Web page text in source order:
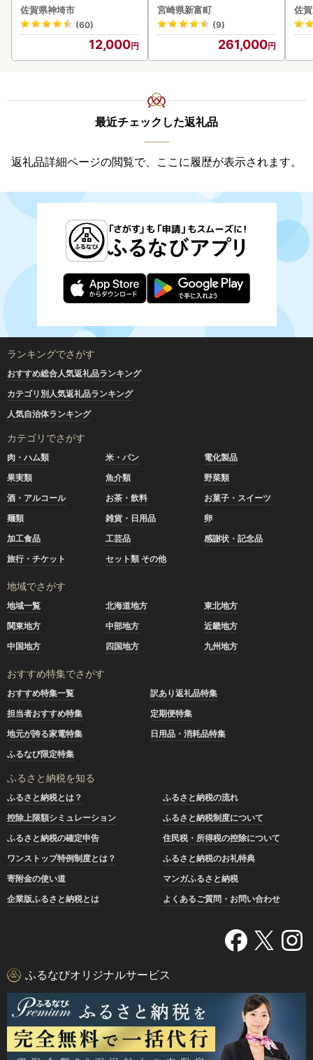
2個 2.6kg(120g×22個)(H
083106)
佐賀県神埼市
(60)
12,000
ス【F84-25】
宮崎県新富町
(9)
261,000
佐
最近チェックした返礼品
返礼品詳細ページの閲覧で、ここに履歴が表示されます。
ランキングでさがす
おすすめ総合人気返礼品ランキング
カテゴリ別人気返礼品ランキング
人気自治体ランキング
カテゴリでさがす
肉・ハム類 米・パン
電化製品
果実類
魚介類
野菜類
酒・アルコール
お茶・飲料
お菓子・スイーツ
麺類
雑貨・日用品
卵
加工食品
工芸品
感謝状・記念品
旅行・チケット
セット類 その他
地域でさがす
地域一覧 北海道地方
東北地方
関東地方
中部地方
近畿地方
中国地方
四国地方 九州地方
おすすめ特集でさがす
おすすめ特集一覧
訳あり返礼品特集
担当者おすすめ特集
定期便特集
地元が誇る家電特集
日用品・消耗品特集
ふるなび限定特集
ふるさと納税を知る
ふるさと納税とは？
ふるさと納税の流れ
控除上限額シミュレーション
ふるさと納税制度について
ふるさと納税の確定申告
住民税・所得税の控除について
ワンストップ特例制度とは？
ふるさと納税のお礼特典
寄附金の使い道
マンガふるさと納税
企業版ふるさと納税とは
よくあるご質問・お問い合わせ
ふるなびオリジナルサービス